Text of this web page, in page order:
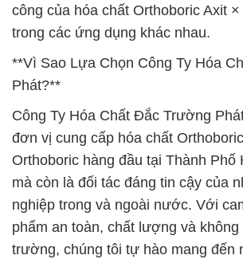
công của hóa chất Orthoboric Axit
trong các ứng dụng khác nhau.
**Vì Sao Lựa Chọn Công Ty Hóa
Phát?**
Công Ty Hóa Chất Đắc Trường
đơn vị cung cấp hóa chất
Orthoboric hàng đầu tại Thành Phố
mà còn là đối tác đáng tin cậy của
nghiệp trong và ngoài nước. Với
phẩm an toàn, chất lượng và không
trường, chúng tôi tự hào mang đến